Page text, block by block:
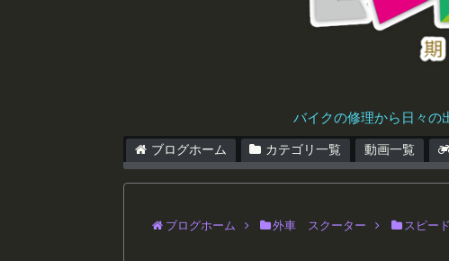
バイクの修理から日々の
ブログホーム カテゴリ一覧 動画一覧
ブログホーム 外車 スクーター スピー